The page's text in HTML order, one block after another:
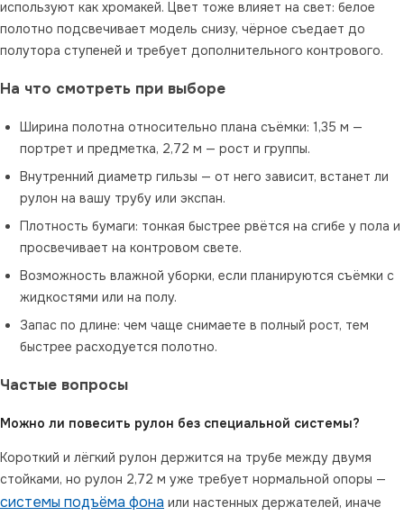
используют как хромакей. Цвет тоже влияет на свет: белое
полотно подсвечивает модель снизу, чёрное съедает до
полутора ступеней и требует дополнительного контрового.
На что смотреть при выборе
Ширина полотна относительно плана съёмки: 1,35 м —
портрет и предметка, 2,72 м — рост и группы.
Внутренний диаметр гильзы — от него зависит, встанет ли
рулон на вашу трубу или экспан.
Плотность бумаги: тонкая быстрее рвётся на сгибе у пола и
просвечивает на контровом свете.
Возможность влажной уборки, если планируются съёмки с
жидкостями или на полу.
Запас по длине: чем чаще снимаете в полный рост, тем
быстрее расходуется полотно.
Частые вопросы
Можно ли повесить рулон без специальной системы?
Короткий и лёгкий рулон держится на трубе между двумя
стойками, но рулон 2,72 м уже требует нормальной опоры —
системы подъёма фона или настенных держателей, иначе